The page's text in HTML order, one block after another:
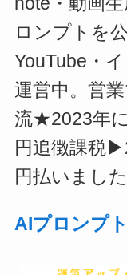
ロンプトを
YouTube・
運営中。営
流★2023年
円追徴課税
円払いまし
AIプロンプ